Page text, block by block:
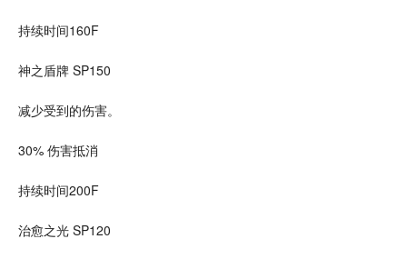
持续时间160F
神之盾牌 SP150
减少受到的伤害。
30% 伤害抵消
持续时间200F
治愈之光 SP120